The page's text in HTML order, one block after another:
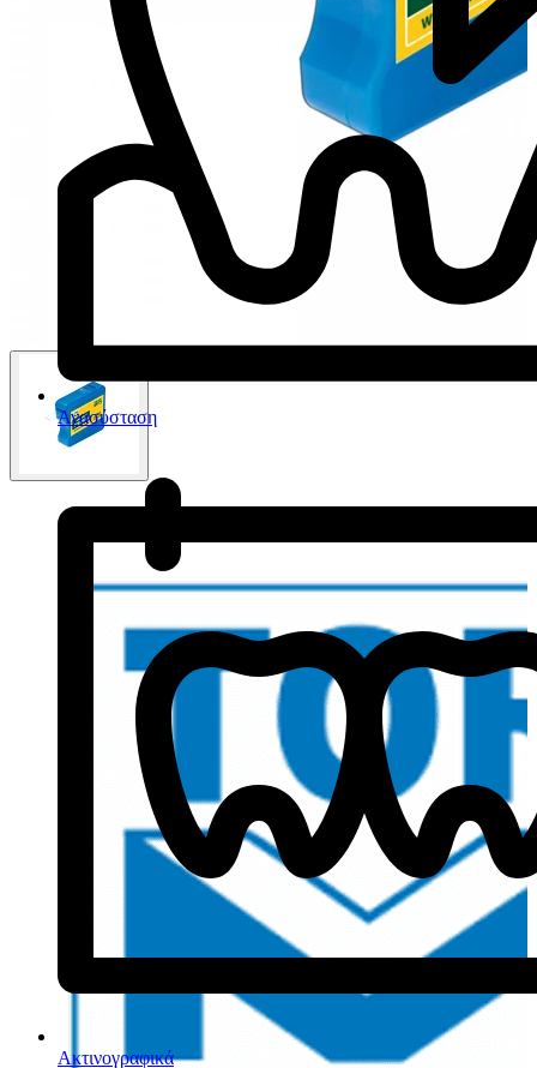
Ανασύσταση
Ακτινογραφικά